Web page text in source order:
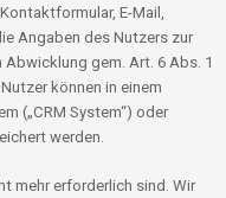
E-Mail,
Angaben des Nutzers zur
gem. Art. 6 Abs. 1
können in einem
(„CRM System“) oder
werden.
mehr erforderlich sind. Wir